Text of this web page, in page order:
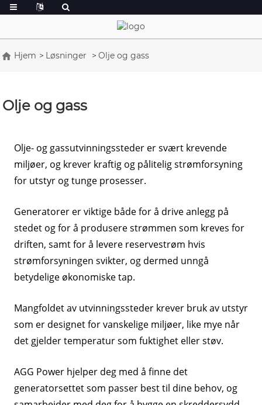
Hjem Løsninger Olje og gass
Olje og gass
Olje- og gassutvinningssteder er svært krevende
miljøer, og krever kraftig og pålitelig strømforsyning
for utstyr og tunge prosesser.
Generatorer er viktige både for å drive anlegg på
stedet og for å produsere strømmen som kreves for
driften, samt for å levere reservestrøm hvis
strømforsyningen svikter, og dermed unngå
betydelige økonomiske tap.
Mangfoldet av utvinningssteder krever bruk av utstyr
som er designet for vanskelige miljøer, like mye når
det gjelder temperatur som fuktighet eller støv.
AGG Power hjelper deg med å finne det
generatorsettet som passer best til dine behov, og